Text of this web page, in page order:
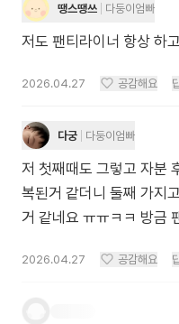
땡스땡쓰 다둥이엄빠
저도 팬티라이너 항상 하
2026.04.27 공감해요
다궁 다둥이엄빠
저 첫째때도 그렇고 자분
복된거 같더니 둘째 가지
거 같네요 ㅠㅠㅋㅋ 방금
2026.04.27 공감해요